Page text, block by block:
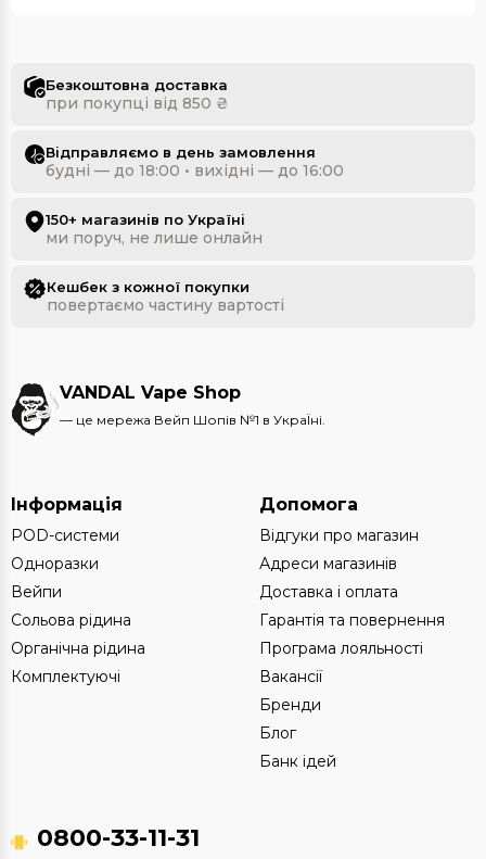
Безкоштовна доставка
при покупці від 850 ₴
Відправляємо в день замовлення
будні — до 18:00 • вихідні — до 16:00
150+ магазинів по Україні
ми поруч, не лише онлайн
Кешбек з кожної покупки
повертаємо частину вартості
VANDAL Vape Shop
— це мережа Вейп Шопів №1 в УкраЇні.
Інформація
POD-системи
Одноразки
Вейпи
Сольова рідина
Органічна рідина
Комплектуючі
Допомога
Відгуки про магазин
Адреси магазинів
Доставка і оплата
Гарантія та повернення
Програма лояльності
Вакансії
Бренди
Блог
Банк ідей
0800-33-11-31